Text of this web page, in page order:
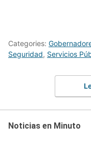
Categories:
Seguridad, Servicios
Noticias en Minuto